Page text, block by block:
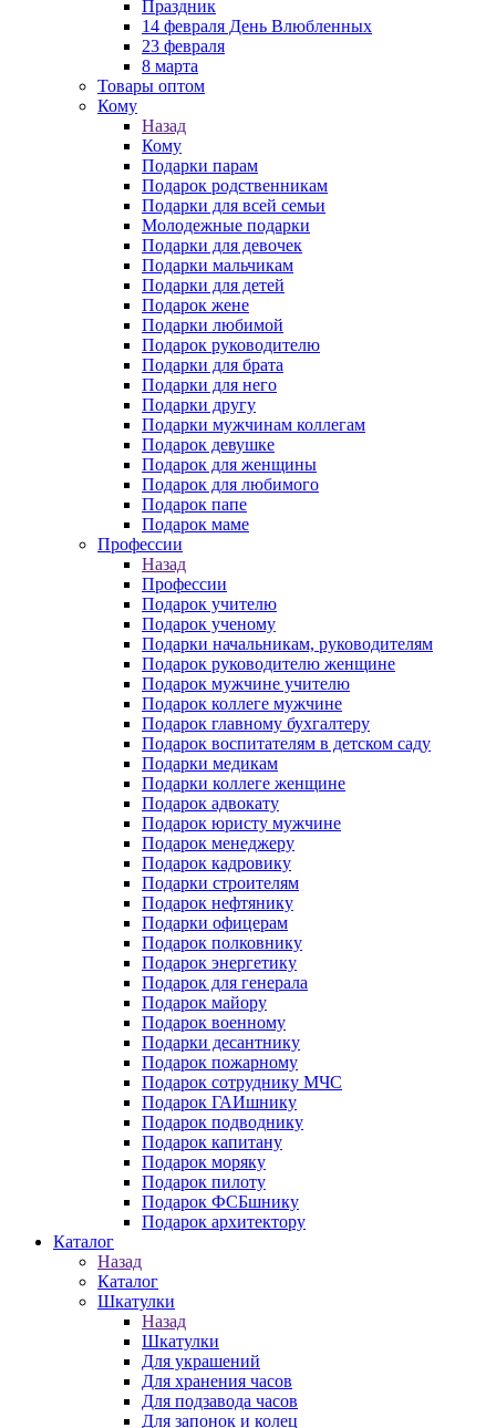
Праздник
14 февраля День Влюбленных
23 февраля
8 марта
Товары оптом
Кому
Назад
Кому
Подарки парам
Подарок родственникам
Подарки для всей семьи
Молодежные подарки
Подарки для девочек
Подарки мальчикам
Подарки для детей
Подарок жене
Подарки любимой
Подарок руководителю
Подарки для брата
Подарки для него
Подарки другу
Подарки мужчинам коллегам
Подарок девушке
Подарок для женщины
Подарок для любимого
Подарок папе
Подарок маме
Профессии
Назад
Профессии
Подарок учителю
Подарок ученому
Подарки начальникам, руководителям
Подарок руководителю женщине
Подарок мужчине учителю
Подарок коллеге мужчине
Подарок главному бухгалтеру
Подарок воспитателям в детском саду
Подарки медикам
Подарки коллеге женщине
Подарок адвокату
Подарок юристу мужчине
Подарок менеджеру
Подарок кадровику
Подарки строителям
Подарок нефтянику
Подарки офицерам
Подарок полковнику
Подарок энергетику
Подарок для генерала
Подарок майору
Подарок военному
Подарки десантнику
Подарок пожарному
Подарок сотруднику МЧС
Подарок ГАИшнику
Подарок подводнику
Подарок капитану
Подарок моряку
Подарок пилоту
Подарок ФСБшнику
Подарок архитектору
Каталог
Назад
Каталог
Шкатулки
Назад
Шкатулки
Для украшений
Для хранения часов
Для подзавода часов
Для запонок и колец